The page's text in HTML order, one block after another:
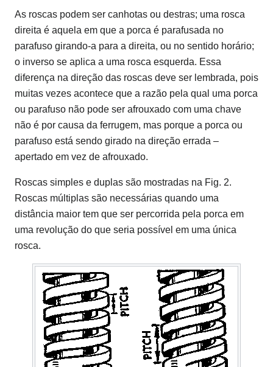
As roscas podem ser canhotas ou destras; uma rosca
direita é aquela em que a porca é parafusada no
parafuso girando-a para a direita, ou no sentido horário;
o inverso se aplica a uma rosca esquerda. Essa
diferença na direção das roscas deve ser lembrada, pois
muitas vezes acontece que a razão pela qual uma porca
ou parafuso não pode ser afrouxado com uma chave
não é por causa da ferrugem, mas porque a porca ou
parafuso está sendo girado na direção errada –
apertado em vez de afrouxado.
Roscas simples e duplas são mostradas na Fig. 2.
Roscas múltiplas são necessárias quando uma
distância maior tem que ser percorrida pela porca em
uma revolução do que seria possível em uma única
rosca.